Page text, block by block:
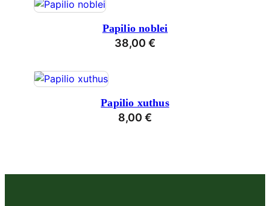
Papilio noblei
38,00 €
Papilio xuthus
8,00 €